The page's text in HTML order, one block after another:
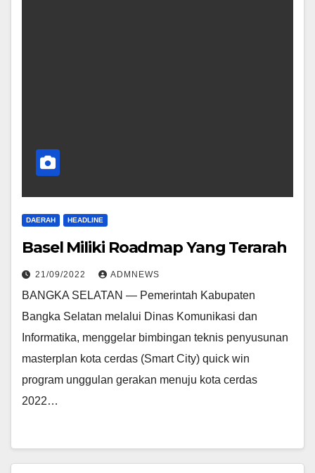
DAERAH HEADLINE
Basel Miliki Roadmap Yang Terarah
21/09/2022 ADMNEWS
BANGKA SELATAN — Pemerintah Kabupaten
Bangka Selatan melalui Dinas Komunikasi dan
Informatika, menggelar bimbingan teknis penyusunan
masterplan kota cerdas (Smart City) quick win
program unggulan gerakan menuju kota cerdas
2022…